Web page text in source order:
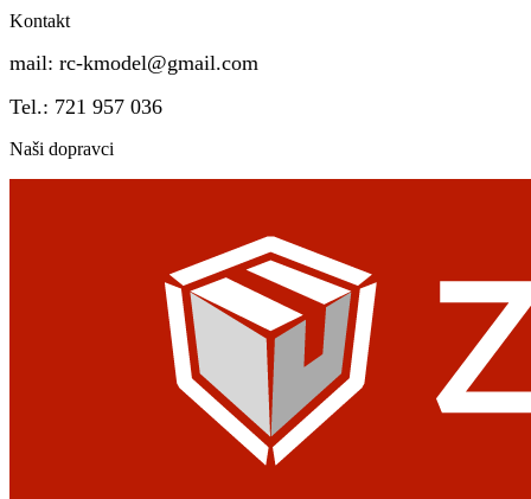
Kontakt
mail: rc-kmodel@gmail.com
Tel.: 721 957 036
Naši dopravci